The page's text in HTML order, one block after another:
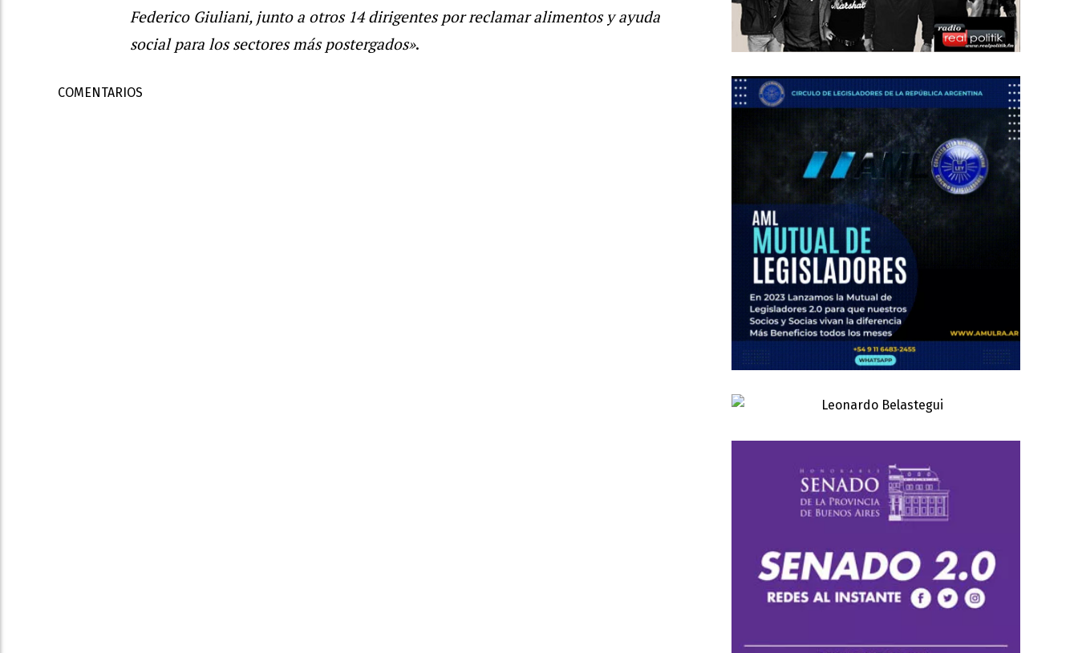
Federico Giuliani, junto a otros 14 dirigentes por reclamar alimentos y ayuda
social para los sectores más postergados».
COMENTARIOS